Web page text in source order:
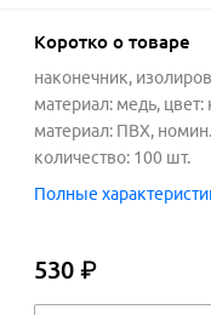
Коротко о товаре
наконечник,
материал: медь,
материал: ПВХ,
количество: 100 шт.
Полные
530 ₽530 ₽